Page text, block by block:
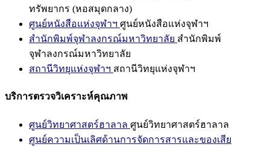
ทรัพยากร (หอสมุดกลาง)
ศูนย์หนังสือแห่งจุฬาฯ ศูนย์หนังสือแห่งจุฬาฯ
สำนักพิมพ์จุฬาลงกรณ์มหาวิทยาลัย สำนักพิมพ์
จุฬาลงกรณ์มหาวิทยาลัย
สถานีวิทยุแห่งจุฬาฯ สถานีวิทยุแห่งจุฬาฯ
บริการตรวจวิเคราะห์คุณภาพ
ศูนย์วิทยาศาสตร์ฮาลาล ศูนย์วิทยาศาสตร์ฮาลาล
ศูนย์ความเป็นเลิศด้านการจัดการสารและของเสีย